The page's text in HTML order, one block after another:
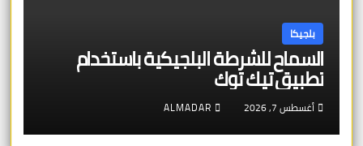
بلجيكا
السماح للشرطة البلجيكية باستخدام
تطبيق تيك توك
أغسطس 7, 2026 ALMADAR